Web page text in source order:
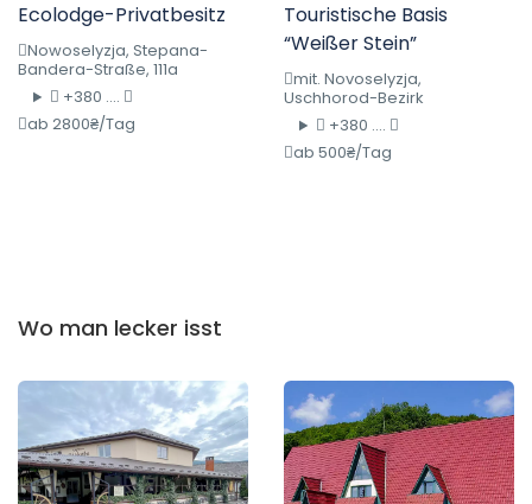
Ecolodge-Privatbesitz
Nowoselyzja, Stepana-
Bandera-Straße, 111a
+380 ....
ab 2800₴/Tag
Touristische Basis
“Weißer Stein”
mit. Novoselyzja,
Uschhorod-Bezirk
+380 ....
ab 500₴/Tag
Wo man lecker isst